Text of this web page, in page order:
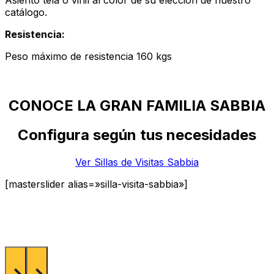
catálogo.
Resistencia:
Peso máximo de resistencia 160 kgs
CONOCE LA GRAN FAMILIA SABBIA
Configura según tus necesidades
Ver Sillas de Visitas Sabbia
[masterslider alias=»silla-visita-sabbia»]